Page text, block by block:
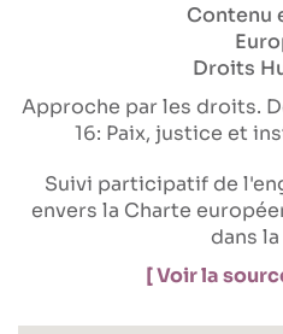
Contenu
Droits
Approche par les droits
16: Paix, justice et
Suivi participatif de
envers la Charte
dans
[ Voir la